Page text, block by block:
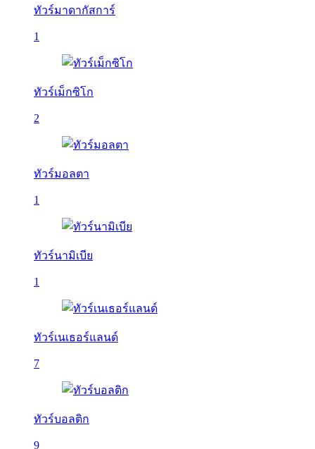
ทัวร์มาดากัสการ์
1
ทัวร์เม็กซิโก
2
ทัวร์มอลตา
1
ทัวร์นามิเบีย
1
ทัวร์เนเธอร์แลนด์
7
ทัวร์บอลติก
9